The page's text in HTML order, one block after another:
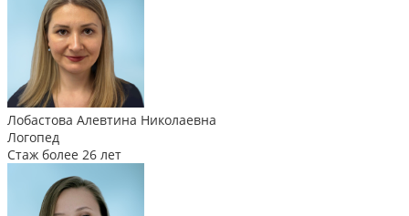
Лобастова Алевтина Николаевна
Логопед
Стаж более 26 лет